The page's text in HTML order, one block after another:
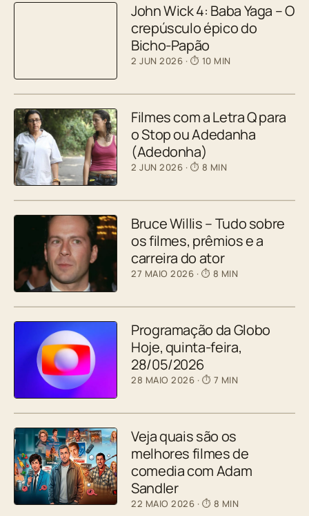
John Wick 4: Baba Yaga – O
crepúsculo épico do
Bicho-Papão
2 JUN 2026 · ⏱ 10 MIN
Filmes com a Letra Q para
o Stop ou Adedanha
(Adedonha)
2 JUN 2026 · ⏱ 8 MIN
Bruce Willis – Tudo sobre
os filmes, prêmios e a
carreira do ator
27 MAIO 2026 · ⏱ 8 MIN
Programação da Globo
Hoje, quinta-feira,
28/05/2026
28 MAIO 2026 · ⏱ 7 MIN
Veja quais são os
melhores filmes de
comedia com Adam
Sandler
22 MAIO 2026 · ⏱ 8 MIN